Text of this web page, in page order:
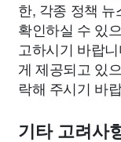
한, 각종 정책
확인하실 수 있
고하시기 바랍
게 제공되고 있
락해 주시기 바
기타 고려사